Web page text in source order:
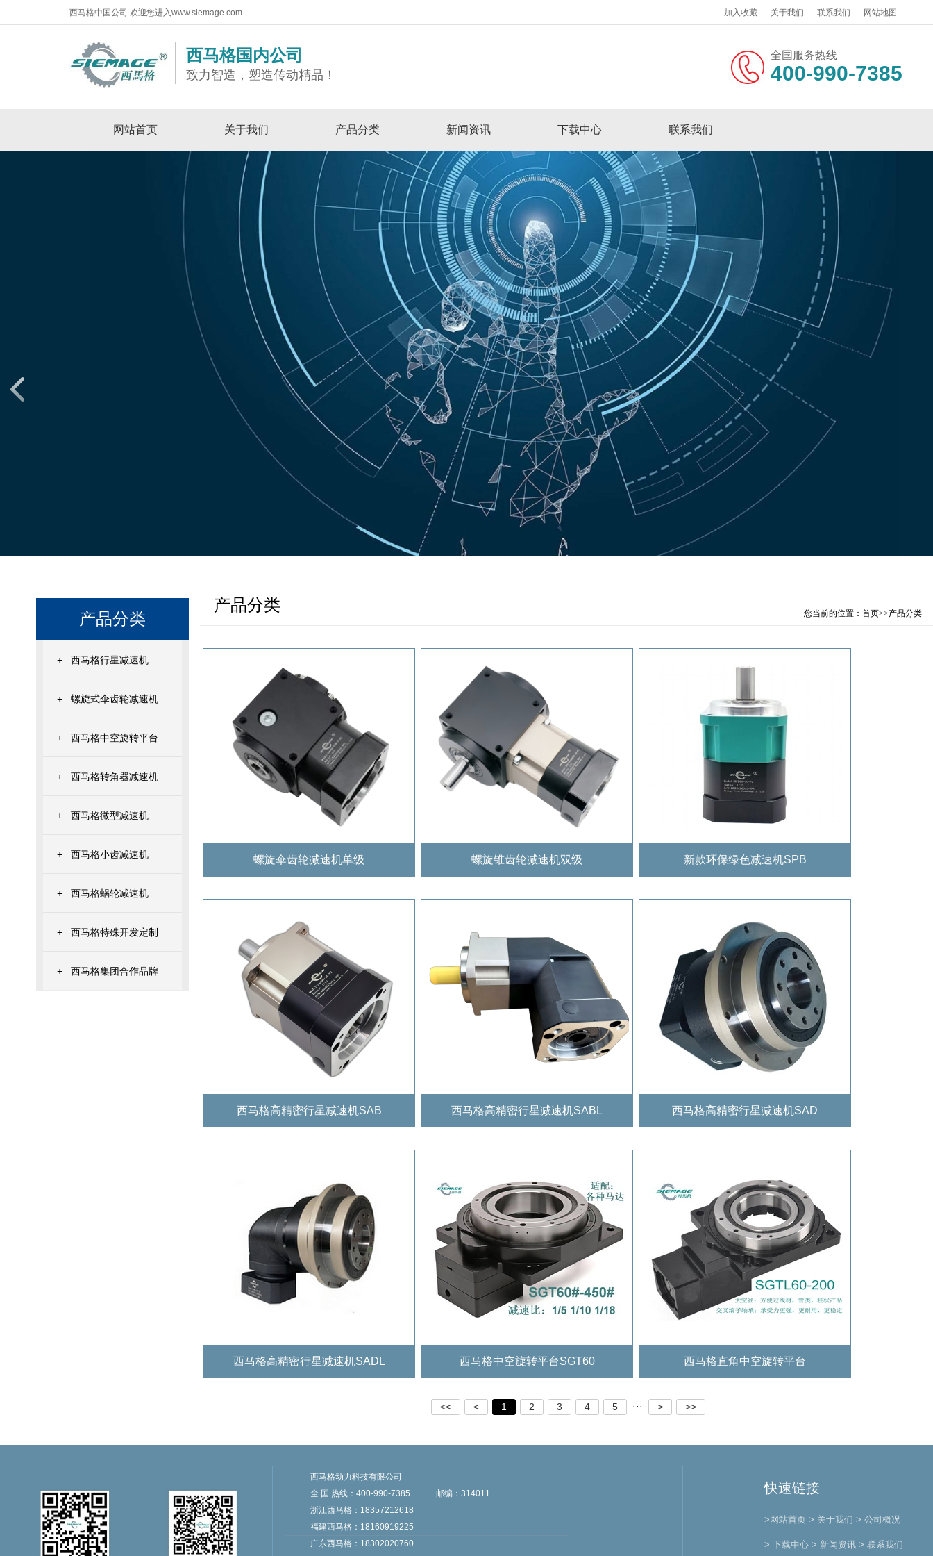
西马格中国公司 欢迎您进入www.siemage.com 加入收藏 关于我们 联系我们 网站地图
西马格国内公司
致力智造，塑造传动精品！
全国服务热线
400-990-7385
网站首页 关于我们 产品分类 新闻资讯 下载中心 联系我们
产品分类
+ 西马格行星减速机
+ 螺旋式伞齿轮减速机
+ 西马格中空旋转平台
+ 西马格转角器减速机
+ 西马格微型减速机
+ 西马格小齿减速机
+ 西马格蜗轮减速机
+ 西马格特殊开发定制
+ 西马格集团合作品牌
产品分类 您当前的位置： 首页>>产品分类
螺旋伞齿轮减速机单级 螺旋锥齿轮减速机双级 新款环保绿色减速机SPB
西马格高精密行星减速机SAB 西马格高精密行星减速机SABL 西马格高精密行星减速机SAD
西马格高精密行星减速机SADL 西马格中空旋转平台SGT60 西马格直角中空旋转平台
<< < 1 2 3 4 5 ··· > >>
西马格动力科技有限公司
全 国 热线：400-990-7385
邮编：314011
浙江西马格：18357212618
福建西马格：18160919225
广东西马格：18302020760
快速链接
>网站首页 > 关于我们 > 公司概况
> 下载中心 > 新闻资讯 > 联系我们